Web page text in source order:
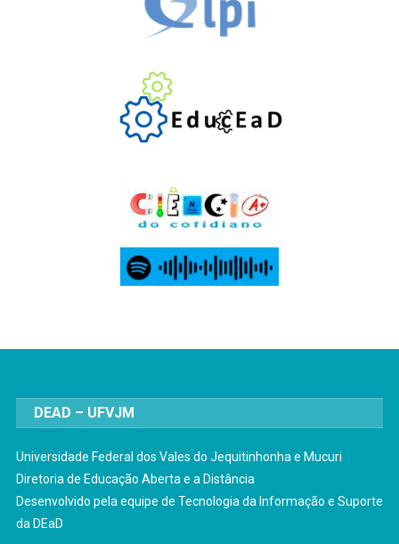
DEAD – UFVJM
Universidade Federal dos Vales do Jequitinhonha e Mucuri
Diretoria de Educação Aberta e a Distância
Desenvolvido pela equipe de Tecnologia da Informação e Suporte
da DEaD